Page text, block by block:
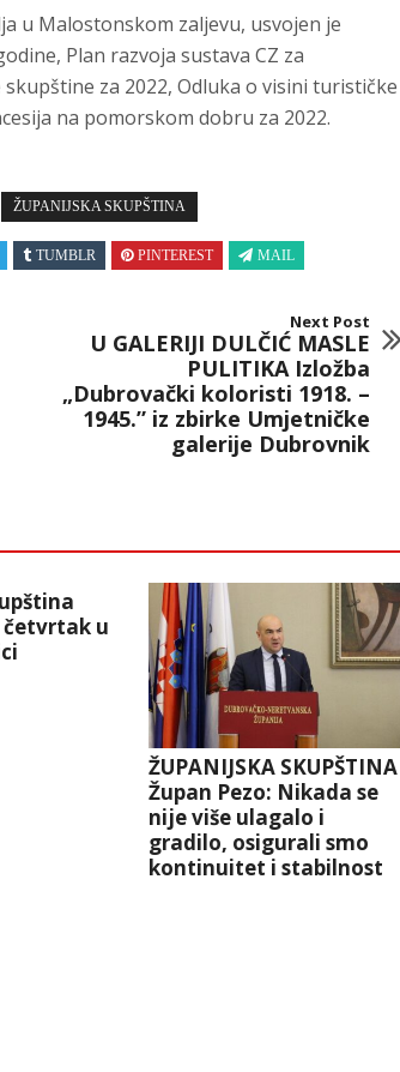
u Malostonskom zaljevu, usvojen je
Plan razvoja sustava CZ za
za 2022, Odluka o visini turističke
na pomorskom dobru za 2022.
ŽUPANIJSKA SKUPŠTINA
TUMBLR PINTEREST MAIL
Next Post
U GALERIJI DULČIĆ MASLE
PULITIKA Izložba
„Dubrovački koloristi 1918. –
1945.” iz zbirke Umjetničke
galerije Dubrovnik
četvrtak u
ŽUPANIJSKA SKUPŠTINA
Župan Pezo: Nikada se
nije više ulagalo i
gradilo, osigurali smo
kontinuitet i stabilnost